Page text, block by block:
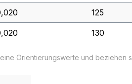
125
130
Orientierungswerte und beziehen